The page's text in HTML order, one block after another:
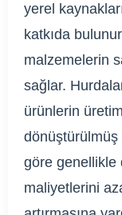
yerel
katkıda
malzemelerin
sağlar.
ürünlerin
göre genellikle
maliyetlerini